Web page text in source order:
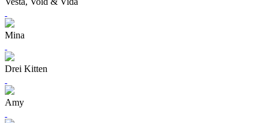
Mina
Drei Kitten
Amy